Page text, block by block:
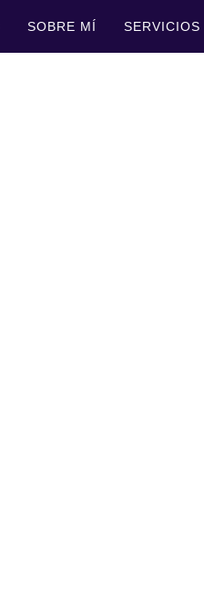
SOBRE MÍ SERVICIOS